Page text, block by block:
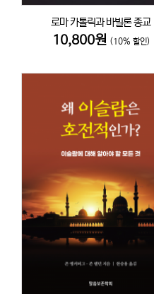
로마 카톨릭과 바빌론 종교
10,800원 (10% 할인)